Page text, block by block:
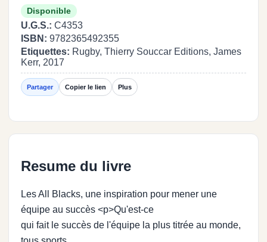
Disponible
U.G.S.: C4353
ISBN: 9782365492355
Etiquettes: Rugby, Thierry Souccar Editions, James
Kerr, 2017
Partager Copier le lien Plus
Resume du livre
Les All Blacks, une inspiration pour mener une
équipe au succès <p>Qu'est-ce
qui fait le succès de l'équipe la plus titrée au monde,